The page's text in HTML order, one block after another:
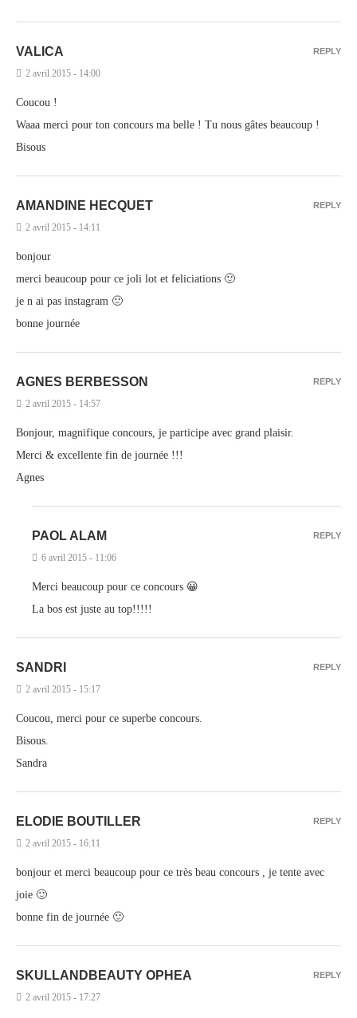
VALICA
2 avril 2015 - 14:00
Coucou !
Waaa merci pour ton concours ma belle ! Tu nous gâtes beaucoup !
Bisous
REPLY
AMANDINE HECQUET
2 avril 2015 - 14:11
bonjour
merci beaucoup pour ce joli lot et feliciations 🙂
je n ai pas instagram 🙁
bonne journée
REPLY
AGNES BERBESSON
2 avril 2015 - 14:57
Bonjour, magnifique concours, je participe avec grand plaisir.
Merci & excellente fin de journée !!!
Agnes
REPLY
PAOL ALAM
6 avril 2015 - 11:06
Merci beaucoup pour ce concours 😀
La bos est juste au top!!!!!
REPLY
SANDRI
2 avril 2015 - 15:17
Coucou, merci pour ce superbe concours.
Bisous.
Sandra
REPLY
ELODIE BOUTILLER
2 avril 2015 - 16:11
bonjour et merci beaucoup pour ce très beau concours , je tente avec
joie 🙂
bonne fin de journée 🙂
REPLY
SKULLANDBEAUTY OPHEA
2 avril 2015 - 17:27
REPLY